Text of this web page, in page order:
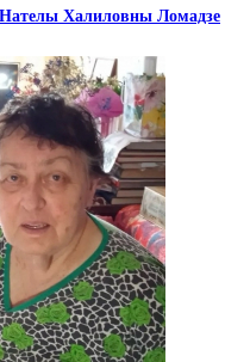
Халиловны Ломадзе